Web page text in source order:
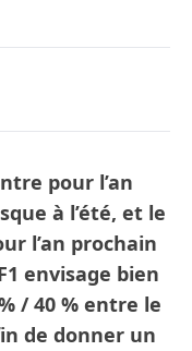
pour l’an
à l’été, et le
l’an prochain
envisage bien
/ 40 % entre le
de donner un